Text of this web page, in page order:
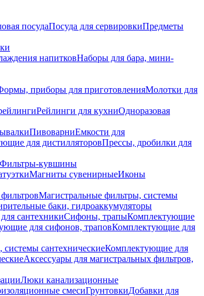
посудаПосуда для сервировкиПредметы
напитковНаборы для бара, мини-
приборы для приготовленияМолотки для
Рейлинги для кухниОдноразовая
ПивоварниЕмкости для
для дистилляторовПрессы, дробилки для
Фильтры-кувшины
Магниты сувенирныеИконы
Магистральные фильтры, системы
баки, гидроаккумуляторы
сантехникиСифоны, трапыКомплектующие
для сифонов, траповКомплектующие для
сантехническиеКомплектующие для
Аксессуары для магистральных фильтров,
Люки канализационные
смесиГрунтовкиДобавки для